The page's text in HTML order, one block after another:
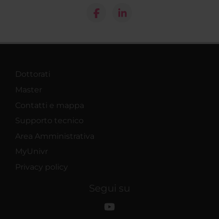
Dottorati
Master
Contatti e mappa
Supporto tecnico
Area Amministrativa
MyUnivr
Privacy policy
Segui su